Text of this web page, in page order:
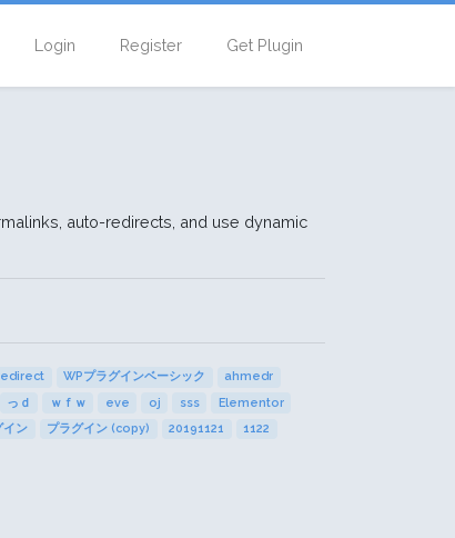
Login Register Get Plugin
auto-redirects, and use dynamic
WPプラグインベーシック
ahmedr
っｄ ｗｆｗ eve oj sss
Elementor
イン プラグイン (copy) 20191121
1122